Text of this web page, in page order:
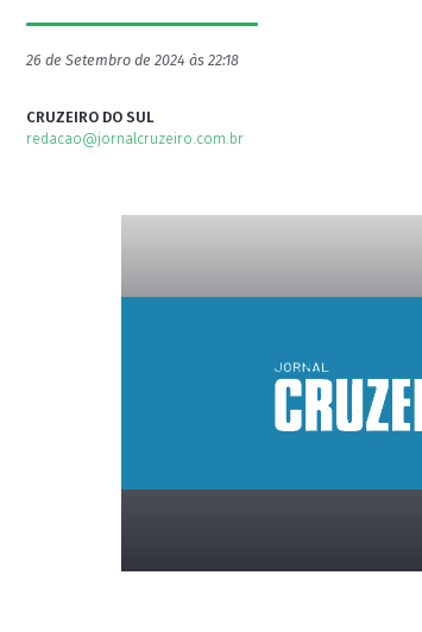
26 de Setembro de 2024 às 22:18
CRUZEIRO DO SUL
redacao@jornalcruzeiro.com.br